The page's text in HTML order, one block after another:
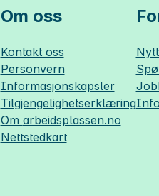
Om oss
Kontakt oss
Personvern
Informasjonskapsler
Tilgjengelighetserklæring
Om arbeidsplassen.no
Nettstedkart